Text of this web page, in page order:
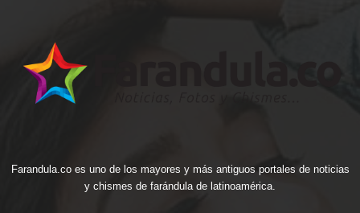
Farandula.co es uno de los mayores y más antiguos portales de noticias
y chismes de farándula de latinoamérica.